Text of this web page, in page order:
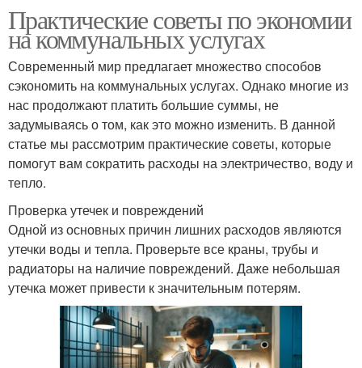
Практические советы по экономии
на коммунальных услугах
Современный мир предлагает множество способов
сэкономить на коммунальных услугах. Однако многие из
нас продолжают платить большие суммы, не
задумываясь о том, как это можно изменить. В данной
статье мы рассмотрим практические советы, которые
помогут вам сократить расходы на электричество, воду и
тепло.
Проверка утечек и повреждений
Одной из основных причин лишних расходов являются
утечки воды и тепла. Проверьте все краны, трубы и
радиаторы на наличие повреждений. Даже небольшая
утечка может привести к значительным потерям.